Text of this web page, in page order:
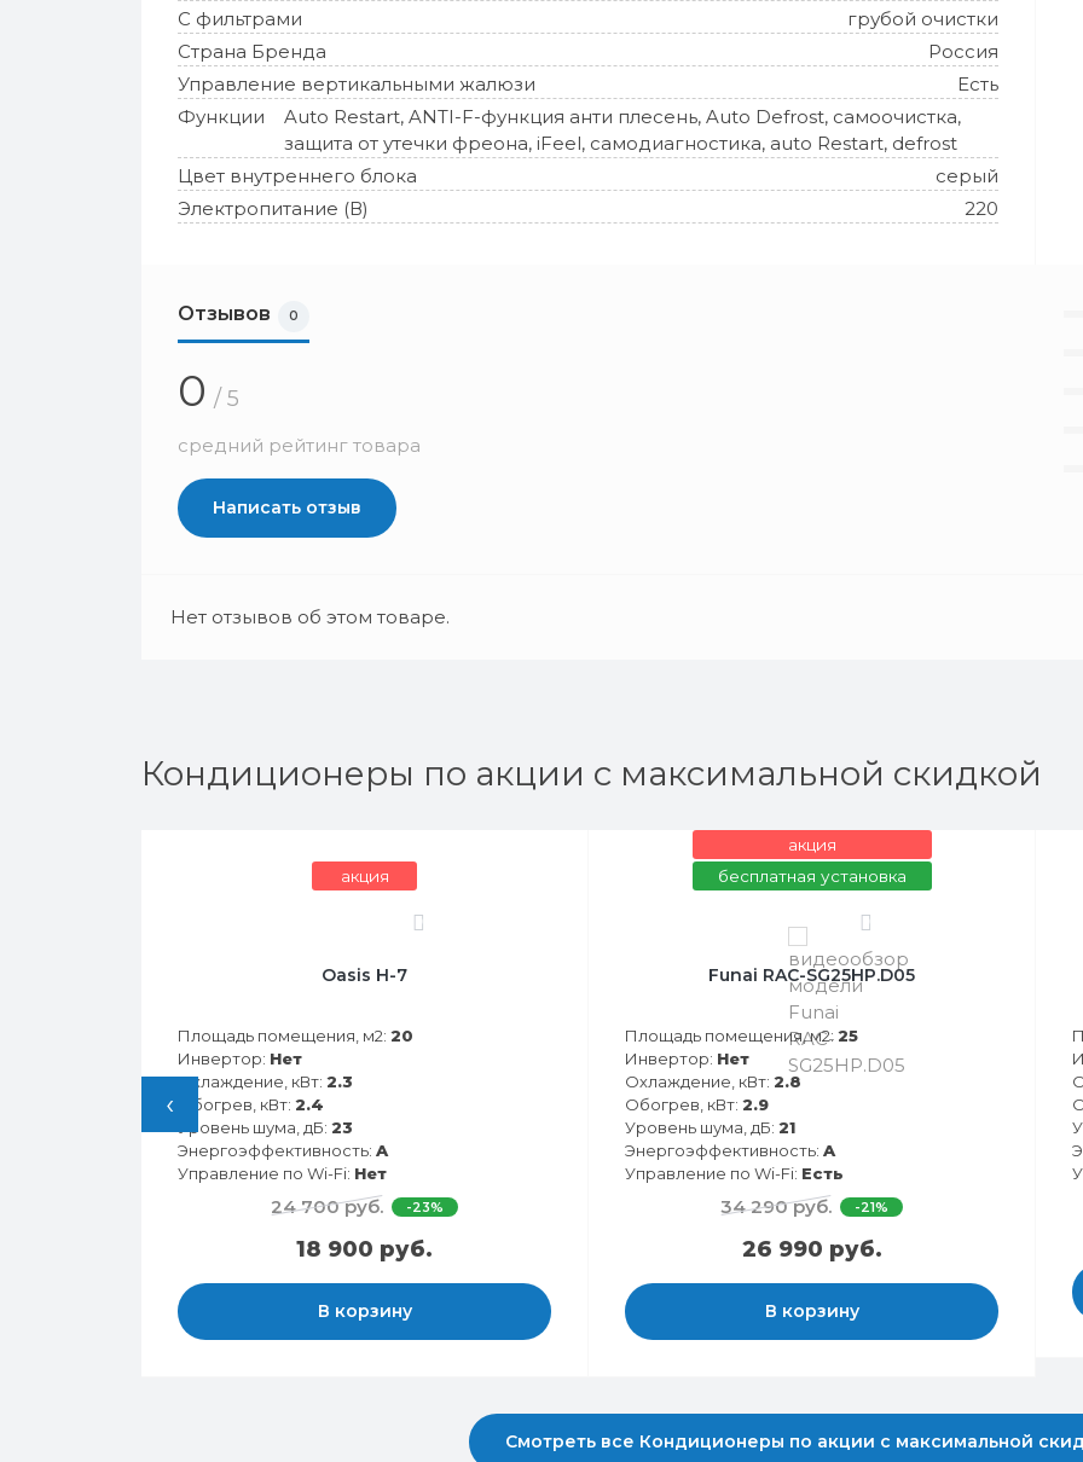
С фильтрами
грубой очистки
Страна Бренда
Россия
Управление вертикальными жалюзи
Есть
Функции
Auto Restart, ANTI-F-функция анти плесень, Auto Defrost, самоочистка,
защита от утечки фреона, iFeel, самодиагностика, auto Restart, defrost
Цвет внутреннего блока
серый
Электропитание (В)
220
Отзывов 0
0 / 5
средний рейтинг товара
Написать отзыв
Нет отзывов об этом товаре.
Кондиционеры по акции с максимальной скидкой
‹
акция
0
Oasis H-7
Площадь помещения, м2: 20
Инвертор: Нет
Охлаждение, кВт: 2.3
Обогрев, кВт: 2.4
Уровень шума, дБ: 23
Энергоэффективность: A
Управление по Wi-Fi: Нет
24 700 руб. -23%
18 900 руб.
В корзину
акция
бесплатная установка
0
Funai RAC-SG25HP.D05
Площадь помещения, м2:25
Инвертор: Нет
Охлаждение, кВт: 2.8
Обогрев, кВт: 2.9
Уровень шума, дБ: 21
Энергоэффективность: A
Управление по Wi-Fi: Есть
34 290 руб. -21%
26 990 руб.
В корзину
Смотреть все Кондиционеры по акции с максимальной